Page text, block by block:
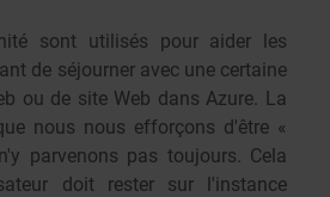
sont utilisés pour aider les
de séjourner avec une certaine
ou de site Web dans Azure. La
nous nous efforçons d'être «
parvenons pas toujours. Cela
doit rester sur l'instance